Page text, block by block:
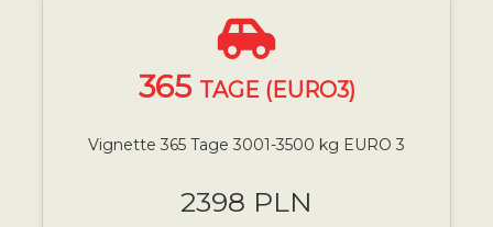
365 TAGE (EURO3)
Vignette 365 Tage 3001-3500 kg EURO 3
2398 PLN